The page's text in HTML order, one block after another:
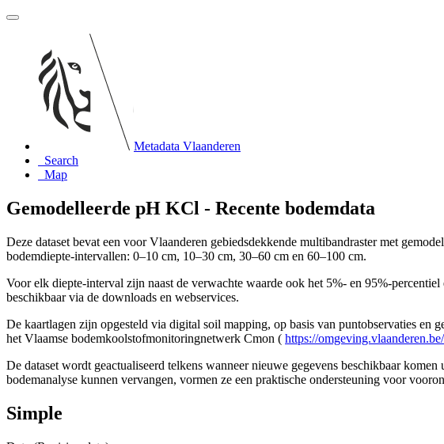
Metadata Vlaanderen
Search
Map
Gemodelleerde pH KCl - Recente bodemdata
Deze dataset bevat een voor Vlaanderen gebiedsdekkende multibandraster met
bodemdiepte-intervallen: 0–10 cm, 10–30 cm, 30–60 cm en 60–100 cm.
Voor elk diepte-interval zijn naast de verwachte waarde ook het 5%- en 95%-
beschikbaar via de downloads en webservices.
De kaartlagen zijn opgesteld via digital soil mapping, op basis van puntobservaties en
het Vlaamse bodemkoolstofmonitoringnetwerk Cmon ( https://
De dataset wordt geactualiseerd telkens wanneer nieuwe gegevens beschikbaar
bodemanalyse kunnen vervangen, vormen ze een praktische ondersteuning voor
Simple